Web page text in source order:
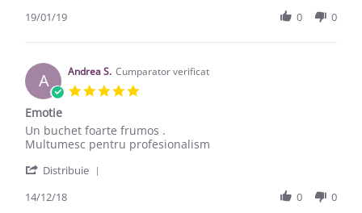
19/01/19 0 0
A Andrea S. Cumparator verificat
Emotie
Review by Andrea S. on 14 Dec 2018
review stating Emotie
Un buchet foarte frumos .
Multumesc pentru profesionalism
Distribuie
14/12/18 0 0